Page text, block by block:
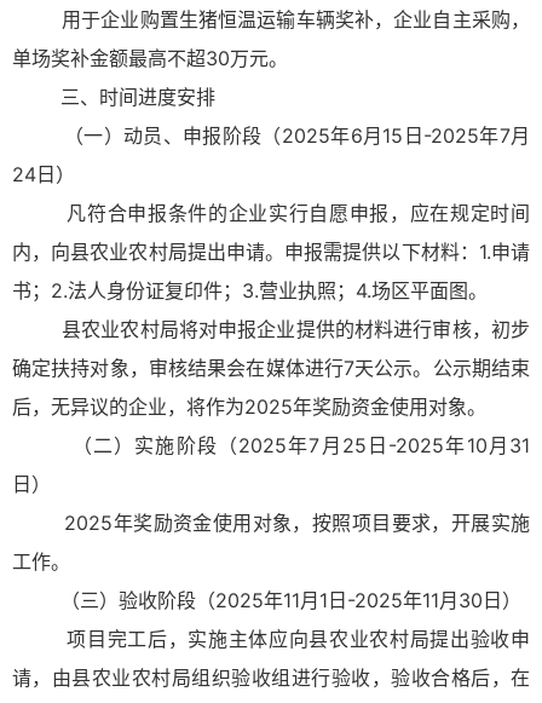
用于企业购置生猪恒温运输车辆奖补，企业自主采购，
单场奖补金额最高不超30万元。
三、时间进度安排
（一）动员、申报阶段（2025年6月15日-2025年7月
24日）
凡符合申报条件的企业实行自愿申报，应在规定时间
内，向县农业农村局提出申请。申报需提供以下材料：1.申请
书；2.法人身份证复印件；3.营业执照；4.场区平面图。
县农业农村局将对申报企业提供的材料进行审核，初步
确定扶持对象，审核结果会在媒体进行7天公示。公示期结束
后，无异议的企业，将作为2025年奖励资金使用对象。
（二）实施阶段（2025年7月25日-2025年10月31
日）
2025年奖励资金使用对象，按照项目要求，开展实施
工作。
（三）验收阶段（2025年11月1日-2025年11月30日）
项目完工后，实施主体应向县农业农村局提出验收申
请，由县农业农村局组织验收组进行验收，验收合格后，在